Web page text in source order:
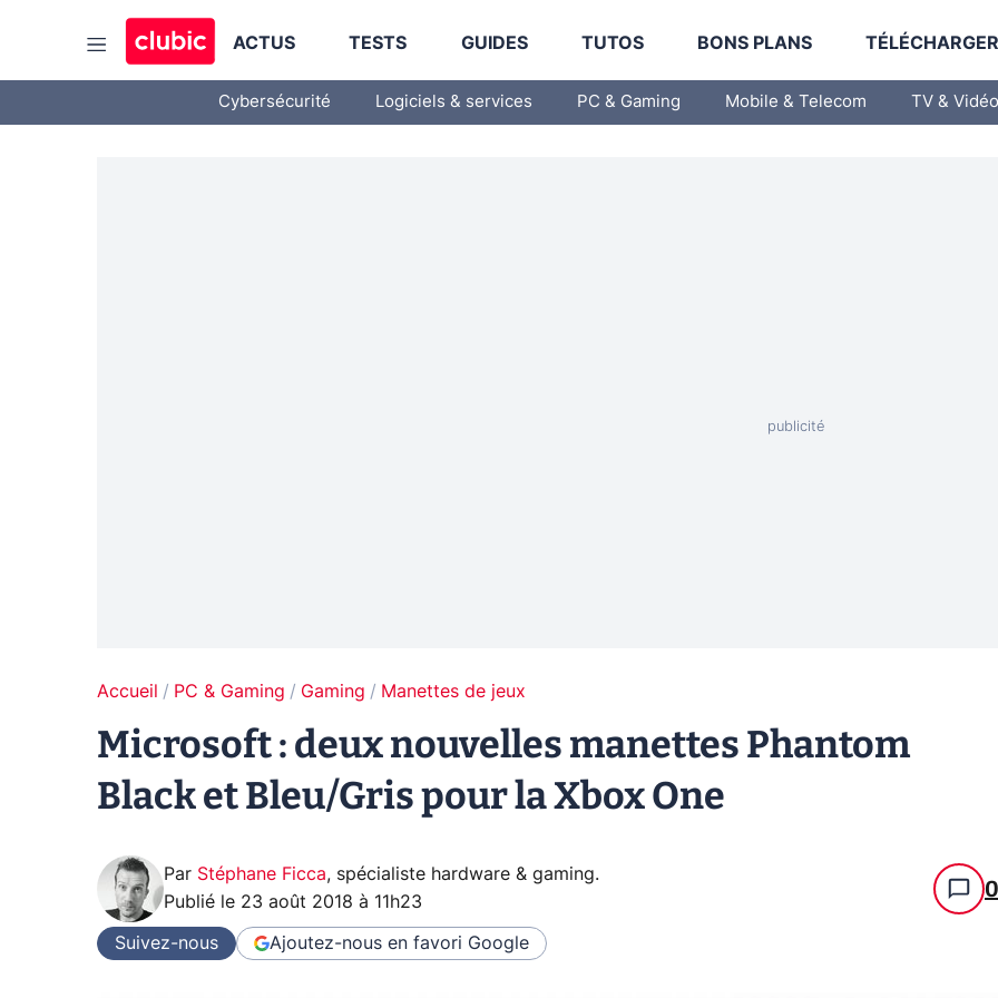
ACTUS TESTS GUIDES TUTOS BONS PLANS
Cybersécurité Logiciels & services PC & Gaming Mobile & Telecom TV & Vidéo
Accueil PC & Gaming Gaming Manettes de jeux
Microsoft : deux nouvelles manettes Phantom
Black et Bleu/Gris pour la Xbox One
Par Stéphane Ficca, spécialiste hardware & gaming.
Publié le 23 août 2018 à 11h23 0
Suivez-nous Ajoutez-nous en favori Google